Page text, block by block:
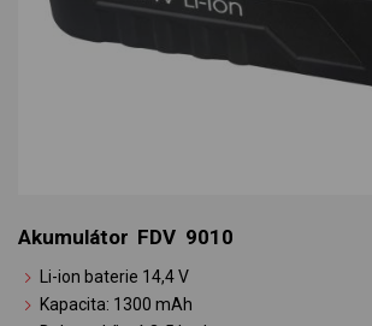
Akumulátor FDV 9010
Li-ion baterie 14,4 V
Kapacita: 1300 mAh